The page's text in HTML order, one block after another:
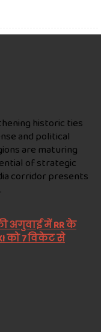
historic ties
and political
are maturing
of strategic
corridor presents
अगुवाई में RR के
को 7 विकेट से